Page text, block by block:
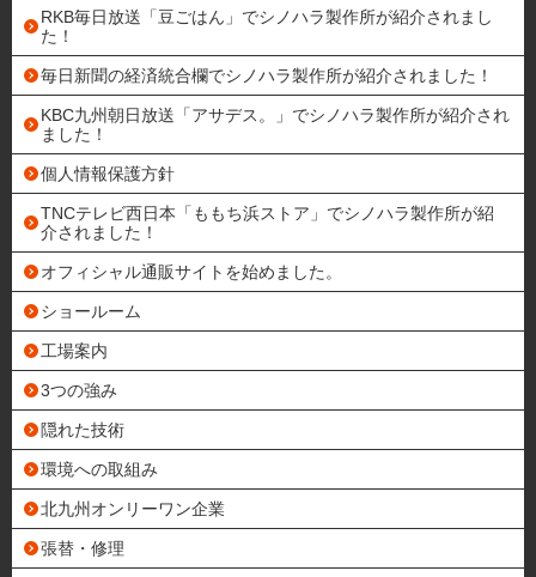
RKB毎日放送「豆ごはん」でシノハラ製作所が紹介されまし
た！
毎日新聞の経済統合欄でシノハラ製作所が紹介されました！
KBC九州朝日放送「アサデス。」でシノハラ製作所が紹介され
ました！
個人情報保護方針
TNCテレビ西日本「ももち浜ストア」でシノハラ製作所が紹
介されました！
オフィシャル通販サイトを始めました。
ショールーム
工場案内
3つの強み
隠れた技術
環境への取組み
北九州オンリーワン企業
張替・修理